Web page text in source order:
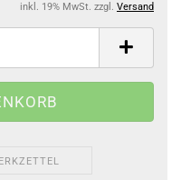
inkl. 19% MwSt. zzgl. Versand